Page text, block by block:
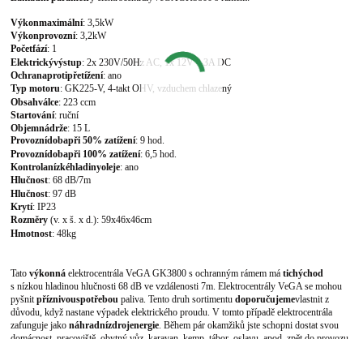
Výkonmaximální: 3,5kW
Výkonprovozní: 3,2kW
Početfází: 1
Elektrickývýstup: 2x 230V/50Hz AC, 1x 12V 8,3A DC
Ochranaprotipřetížení: ano
Typ motoru: GK225-V, 4-takt OHV, vzduchem chlazený
Obsahválce: 223 ccm
Startování: ruční
Objemnádrže: 15 L
Provoznídobapři 50% zatížení: 9 hod.
Provoznídobapři 100% zatížení: 6,5 hod.
Kontrolanízkéhladinyoleje: ano
Hlučnost:68 dB/7m
Hlučnost: 97 dB
Krytí: IP23
Rozměry (v. x š. x d.): 59x46x46cm
Hmotnost: 48kg
Tatovýkonná elektrocentrála VeGA GK3800 s ochranným rámem mátichýchod
s nízkou hladinou hlučnosti 68 dB ve vzdálenosti 7m. Elektrocentrály VeGA se mohou
pyšnitpříznivouspotřebou paliva. Tento druh sortimentudoporučujemevlastnitz
důvodu, když nastane výpadek elektrického proudu. V tomto případě elektrocentrála
zafunguje jakonáhradnízdrojenergie. Během pár okamžiků jste schopni dostat svou